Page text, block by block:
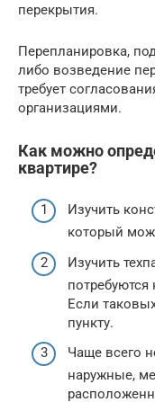
перекрытия.
Перепланировка,
либо возведение
требует
организациями.
Как можно
квартире?
Изучить
который
Изучить
Если
пункту.
Чаще всего
наружные,